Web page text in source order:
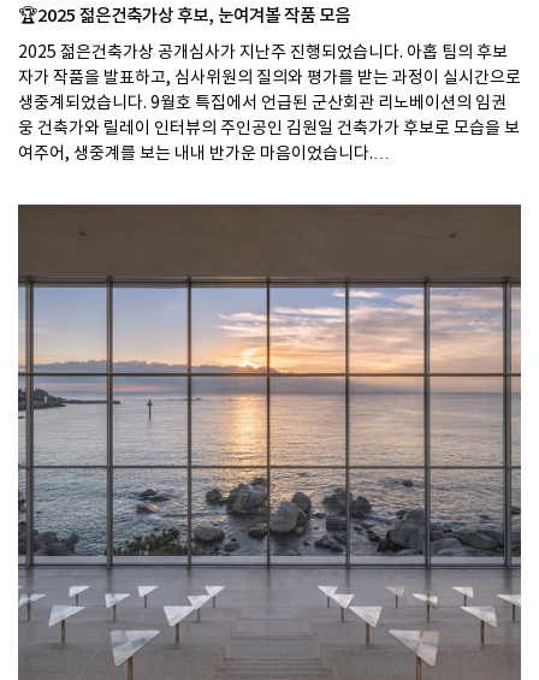
🏆️2025 젊은건축가상 후보, 눈여겨볼 작품 모음
2025 젊은건축가상 공개심사가 지난주 진행되었습니다. 아홉 팀의 후보
자가 작품을 발표하고, 심사위원의 질의와 평가를 받는 과정이 실시간으로
생중계되었습니다. 9월호 특집에서 언급된 군산회관 리노베이션의 임권
웅 건축가와 릴레이 인터뷰의 주인공인 김원일 건축가가 후보로 모습을 보
여주어, 생중계를 보는 내내 반가운 마음이었습니다.
형(전남대학교 교수), 이창규·강정윤(에이루트건축사사무소 공동대표),
정이삭(동양대학교 교수)+홍진표(에이코랩건축사사무소 대표)입니다.🎉
축가들의 작품을 다룬 기사를 모았습니다. 프로젝트 위치도 함께 지도에
정리했으니, 젊은건축가들의 작품을 현장에서 느껴보시는 것도 좋겠습니
다.